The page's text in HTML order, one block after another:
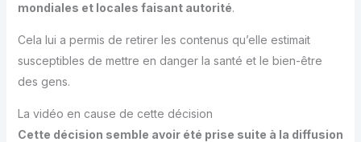
mondiales et locales faisant autorité.
Cela lui a permis de retirer les contenus qu’elle estimait
susceptibles de mettre en danger la santé et le bien-être
des gens.
La vidéo en cause de cette décision
Cette décision semble avoir été prise suite à la diffusion